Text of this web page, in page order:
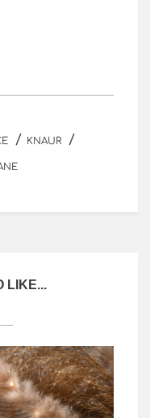
/ KNAUR /
LIKE...